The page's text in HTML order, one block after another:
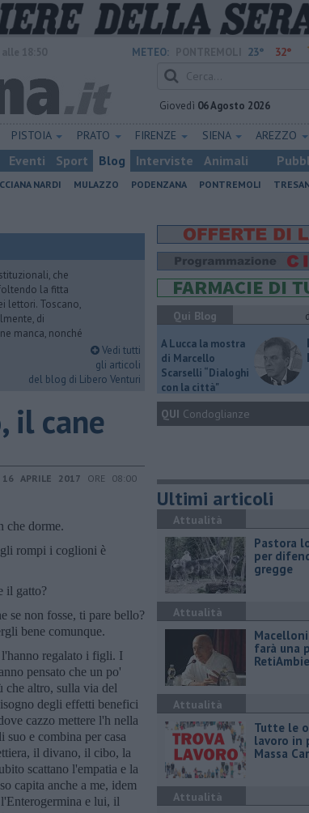
METEO: 23° 32°
Giovedì 06 Agosto 2026
PISTOIA PRATO FIRENZE SIENA AREZZO
Eventi Sport Blog Interviste Animali
NARDI MULAZZO PODENZANA PONTREMOLI
che
la fitta
lettori. Toscano,
di
manca, nonché
Vedi tutti
gli articoli
del blog di Libero Venturi
il cane
16 APRILE 2017 ORE 08:00
che dorme.
rompi i coglioni è
il gatto?
se non fosse, ti pare bello?
bene comunque.
regalato i figli. I
pensato che un po'
che altro, sulla via del
degli effetti benefici
cazzo mettere l'h nella
e combina per casa
il divano, il cibo, la
scattano l'empatia e la
capita anche a me, idem
e lui, il
Qui Blog
A Lucca la mostra
di Marcello
Scarselli “Dialoghi
con la città"
QUI Condoglianze
Ultimi articoli
Attualità
Pastora
per
gregge
Attualità
farà una
Attualità
​Tutte le
lavoro in
Massa
Attualità